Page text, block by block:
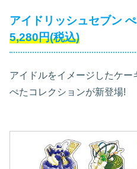
アイドリッシュセブン
5,280円(税込)
アイドルをイメージしたケ
ぺたコレクションが新登場!